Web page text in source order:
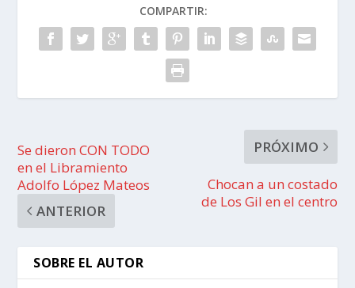
COMPARTIR:
Se dieron CON TODO
en el Libramiento
Adolfo López Mateos
ANTERIOR
PRÓXIMO
Chocan a un costado
de Los Gil en el centro
SOBRE EL AUTOR